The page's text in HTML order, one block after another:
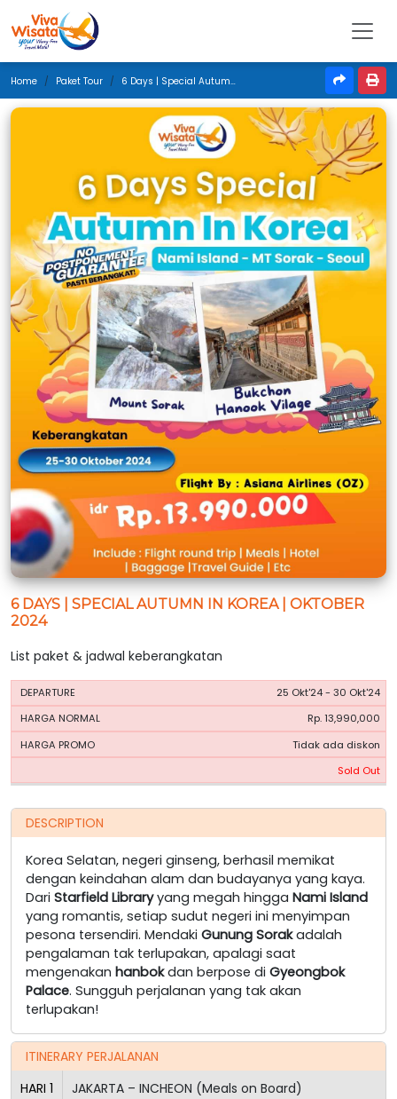
Home Paket Tour 6 Days | Special Autumn In Korea | Oktober 2024
6 DAYS | SPECIAL AUTUMN IN KOREA | OKTOBER
2024
List paket & jadwal keberangkatan
PERIODE
HARGA
25 Okt'24 - 30 Okt'24
Rp. 13,990,000
Tidak ada diskon
Sold Out
DESCRIPTION
Korea Selatan, negeri ginseng, berhasil memikat
dengan keindahan alam dan budayanya yang kaya.
Dari Starfield Libraryyang megah hingga Nami Island
yang romantis, setiap sudut negeri ini menyimpan
pesona tersendiri. Mendaki Gunung Sorakadalah
pengalaman tak terlupakan, apalagi saat
mengenakan hanbokdan berpose di Gyeongbok
Palace. Sungguh perjalanan yang tak akan
terlupakan!
ITINERARY PERJALANAN
HARI 1 JAKARTA – INCHEON (Meals on Board)